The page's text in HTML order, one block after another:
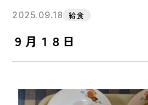
2025.09.18 給食
９月１８日